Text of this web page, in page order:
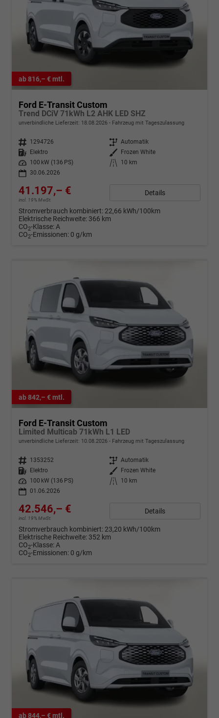
ab 816,– € mtl.
Ford E-Transit Custom
Trend DCiV 71kWh L2 AHK LED SHZ
unverbindliche Lieferzeit: 18.08.2026 Fahrzeug mit Tageszulassung
Fahrzeugnr. 1294726 Getriebe Automatik
Kraftstoff
Elektro Außenfarbe
Frozen White
Leistung
100 kW (136 PS) Kilometerstand
10 km
30.06.2026
41.197,– €
incl. 19% MwSt.
Details
Stromverbrauch kombiniert: 22,66 kWh/100km
Elektrische Reichweite: 366 km
CO2-Klasse:A
CO2-Emissionen: 0 g/km
ab 842,– € mtl.
Ford E-Transit Custom
Limited Multicab 71kWh L1 LED
unverbindliche Lieferzeit: 10.08.2026 Fahrzeug mit Tageszulassung
Fahrzeugnr. 1353252 Getriebe Automatik
Kraftstoff
Elektro Außenfarbe
Frozen White
Leistung
100 kW (136 PS) Kilometerstand
10 km
01.06.2026
42.546,– €
incl. 19% MwSt.
Details
Stromverbrauch kombiniert: 23,20 kWh/100km
Elektrische Reichweite: 352 km
CO2-Klasse:A
CO2-Emissionen: 0 g/km
ab 844,– € mtl.